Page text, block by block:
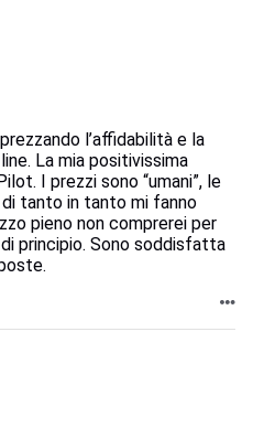
l’affidabilità e la
La mia positivissima
I prezzi sono “umani”, le
tanto in tanto mi fanno
pieno non comprerei per
principio. Sono soddisfatta